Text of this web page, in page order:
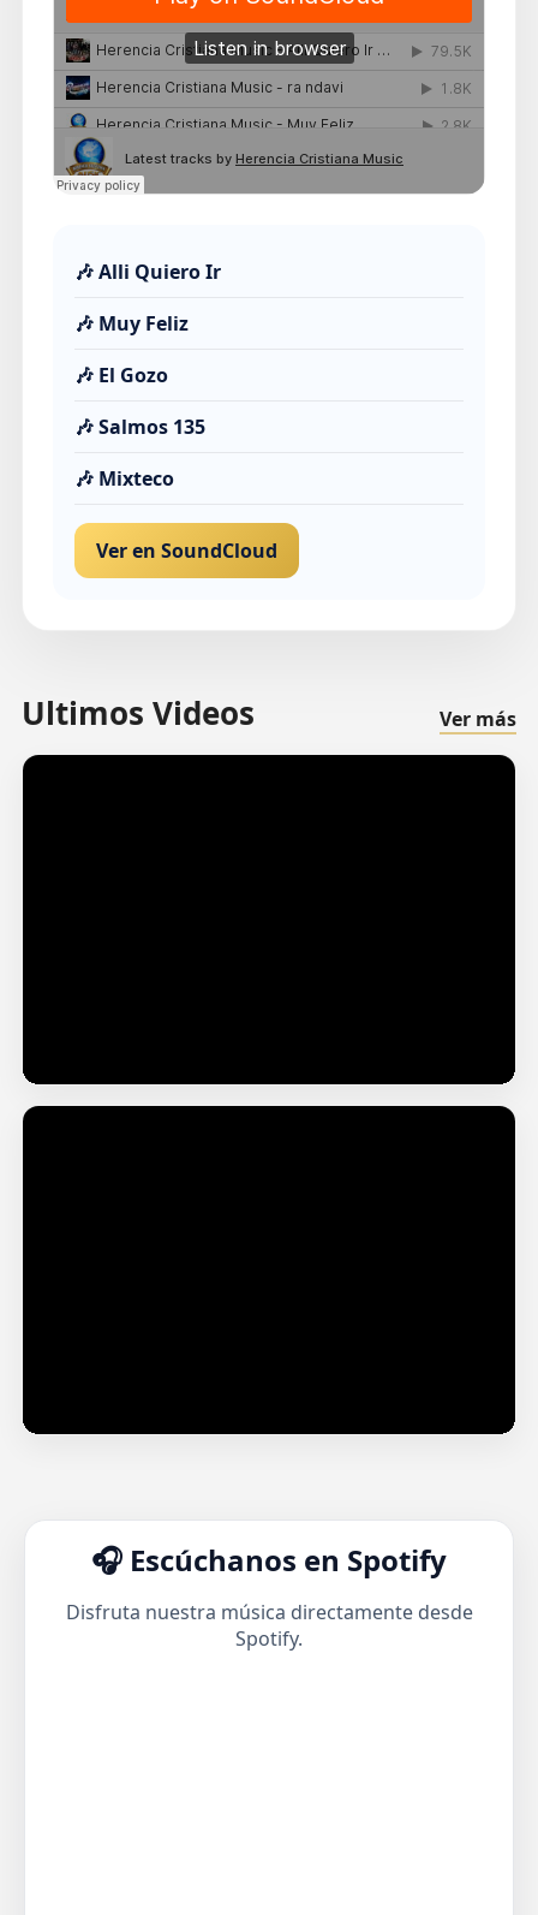
🎶 Alli Quiero Ir
🎶 Muy Feliz
🎶 El Gozo
🎶 Salmos 135
🎶 Mixteco
Ver en SoundCloud
Ultimos Videos Ver más
🎧 Escúchanos en Spotify
Disfruta nuestra música directamente desde
Spotify.